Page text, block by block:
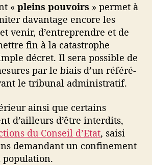
« pleins pouvoirs » permet à
davantage encore les
venir, d’entreprendre et de
fin à la catastrophe
décret. Il sera possible de
par le biais d’un référé-
le tribunal administratif.
ainsi que certains
d’ailleurs d’être interdits,
du Conseil d’Etat, saisi
demandant un confinement
population.